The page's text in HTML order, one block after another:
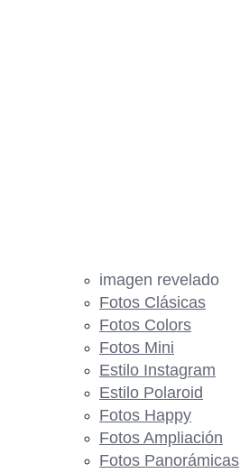
imagen revelado
Fotos Clásicas
Fotos Colors
Fotos Mini
Estilo Instagram
Estilo Polaroid
Fotos Happy
Fotos Ampliación
Fotos Panorámicas